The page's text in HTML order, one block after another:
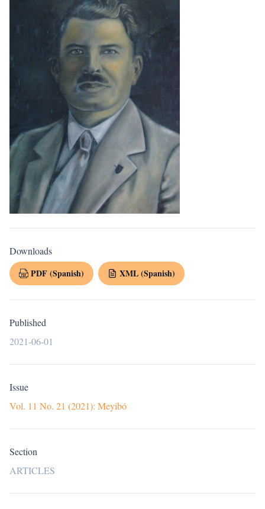
Downloads
PDF (Spanish)
XML (Spanish)
Published
2021-06-01
Issue
Vol. 11 No. 21 (2021): Meyibó
Section
ARTICLES